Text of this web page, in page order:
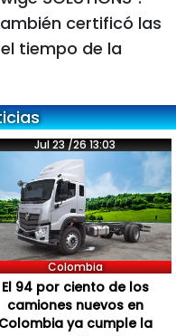
certificó las
tiempo de la
Jul 23 /26 13:03
Colombia
El 94 por ciento de los
camiones nuevos en
Colombia ya cumple la